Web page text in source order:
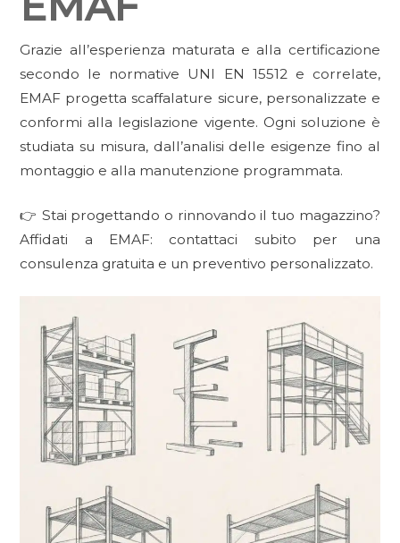
Grazie all’esperienza maturata e alla certificazione
secondo le normative UNI EN 15512 e correlate,
EMAF progetta scaffalature sicure, personalizzate e
conformi alla legislazione vigente. Ogni soluzione è
studiata su misura, dall’analisi delle esigenze fino al
montaggio e alla manutenzione programmata.
👉 Stai progettando o rinnovando il tuo magazzino?
Affidati a EMAF: contattaci subito per una
consulenza gratuita e un preventivo personalizzato.